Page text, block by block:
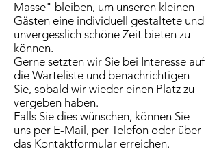
Masse" bleiben, um unseren kleinen
Gästen eine individuell gestaltete und
unvergesslich schöne Zeit bieten zu
können.
Gerne setzten wir Sie bei Interesse auf
die Warteliste und benachrichtigen
Sie, sobald wir wieder einen Platz zu
vergeben haben.
Falls Sie dies wünschen, können Sie
uns per E-Mail, per Telefon oder über
das Kontaktformular erreichen.